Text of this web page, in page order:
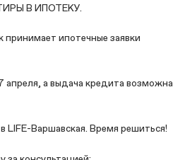
В ИПОТЕКУ.
ипотечные заявки
апреля, а выдача кредита возможна
Варшавская. Время решиться!